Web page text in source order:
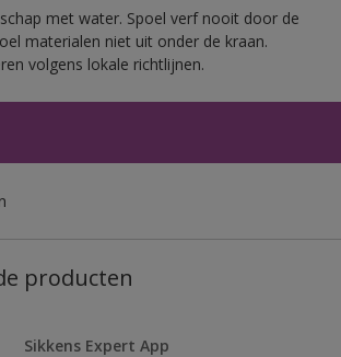
met water. Spoel verf nooit door de
materialen niet uit onder de kraan.
volgens lokale richtlijnen.
producten
Sikkens Expert App